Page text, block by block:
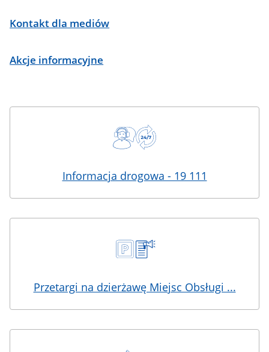
Kontakt dla mediów
Akcje informacyjne
Szybkie
Informacja drogowa - 19 111
Przetargi na dzierżawę Miejsc Obsługi ...